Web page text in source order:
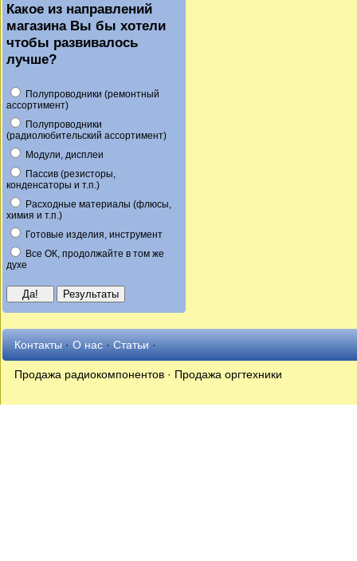
Какое из направлений
магазина Вы бы хотели
чтобы развивалось
лучше?
Полупроводники (ремонтный
ассортимент)
Полупроводники
(радиолюбительский ассортимент)
Модули, дисплеи
Пассив (резисторы,
конденсаторы и т.п.)
Расходные материалы (флюсы,
химия и т.п.)
Готовые изделия, инструмент
Все ОК, продолжайте в том же
духе
Контакты·О нас·Статьи·
Продажа радиокомпонентов · Продажа оргтехники